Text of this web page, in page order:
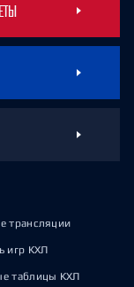
трансляции
игр КХЛ
таблицы КХЛ